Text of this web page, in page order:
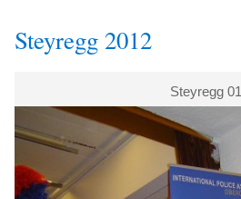
Steyregg 2012
Steyregg 01